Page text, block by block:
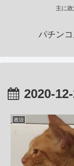
主に
パチン
2020-
政治